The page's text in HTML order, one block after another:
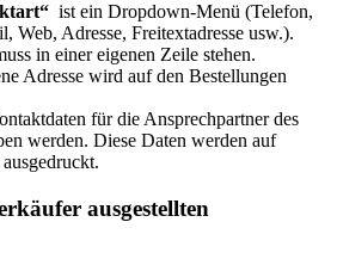
ist ein Dropdown-Menü (Telefon,
Web, Adresse, Freitextadresse usw.).
in einer eigenen Zeile stehen.
Adresse wird auf den Bestellungen
für die Ansprechpartner des
werden. Diese Daten werden auf
ausgestellten